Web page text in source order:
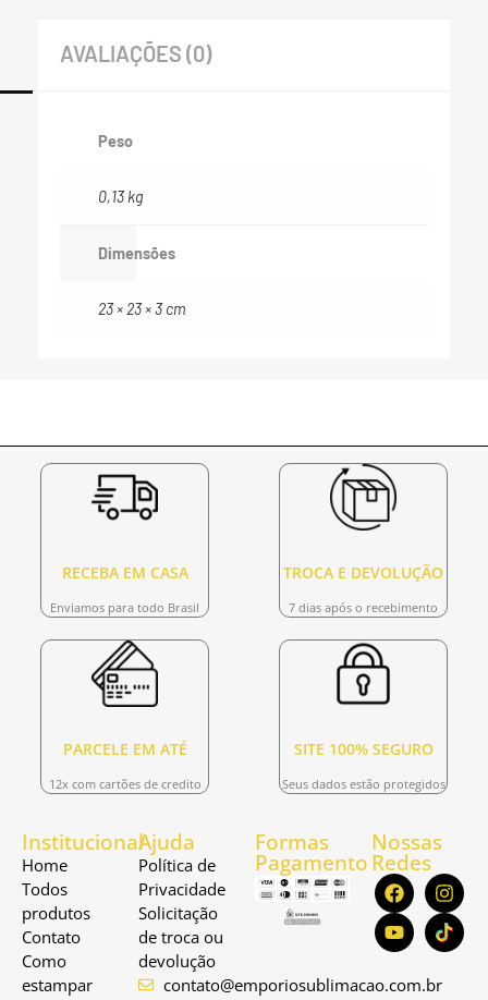
AVALIAÇÕES (0)
Peso
0,13 kg
Dimensões
23 × 23 × 3 cm
RECEBA EM CASA
Enviamos para todo Brasil
TROCA E DEVOLUÇÃO
7 dias após o recebimento
PARCELE EM ATÉ
12x com cartões de credito
SITE 100% SEGURO
Seus dados estão protegidos
Institucional
Home
Todos
produtos
Contato
Como
estampar
Ajuda
Política de
Privacidade
Solicitação
de troca ou
devolução
contato@emporiosublimacao.com.br
Formas
Pagamento
Nossas
Redes